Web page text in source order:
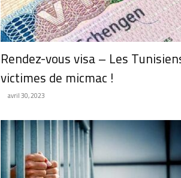
Rendez-vous visa – Les
victimes de micmac !
avril 30, 2023